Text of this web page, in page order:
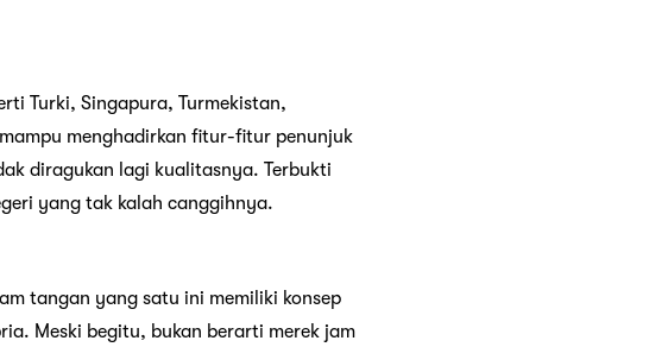
Turki, Singapura, Turmekistan,
menghadirkan fitur-fitur penunjuk
diragukan lagi kualitasnya. Terbukti
yang tak kalah canggihnya.
tangan yang satu ini memiliki konsep
Meski begitu, bukan berarti merek jam